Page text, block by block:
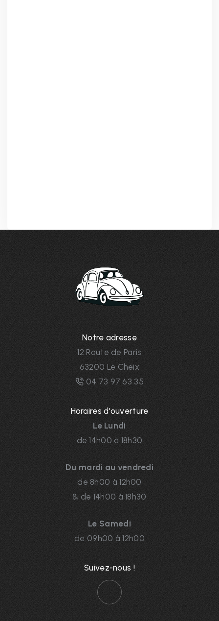
Notre adresse
12 Route de Paris
63200 Le Cheix
04 73 97 63 35
Horaires d'ouverture
Le Lundi
de 14h00 à 18h30
Du mardi au vendredi
de 8h00 à 12h00
& de 14h00 à 18h30
Le Samedi
de 09h00 à 12h00
Suivez-nous !